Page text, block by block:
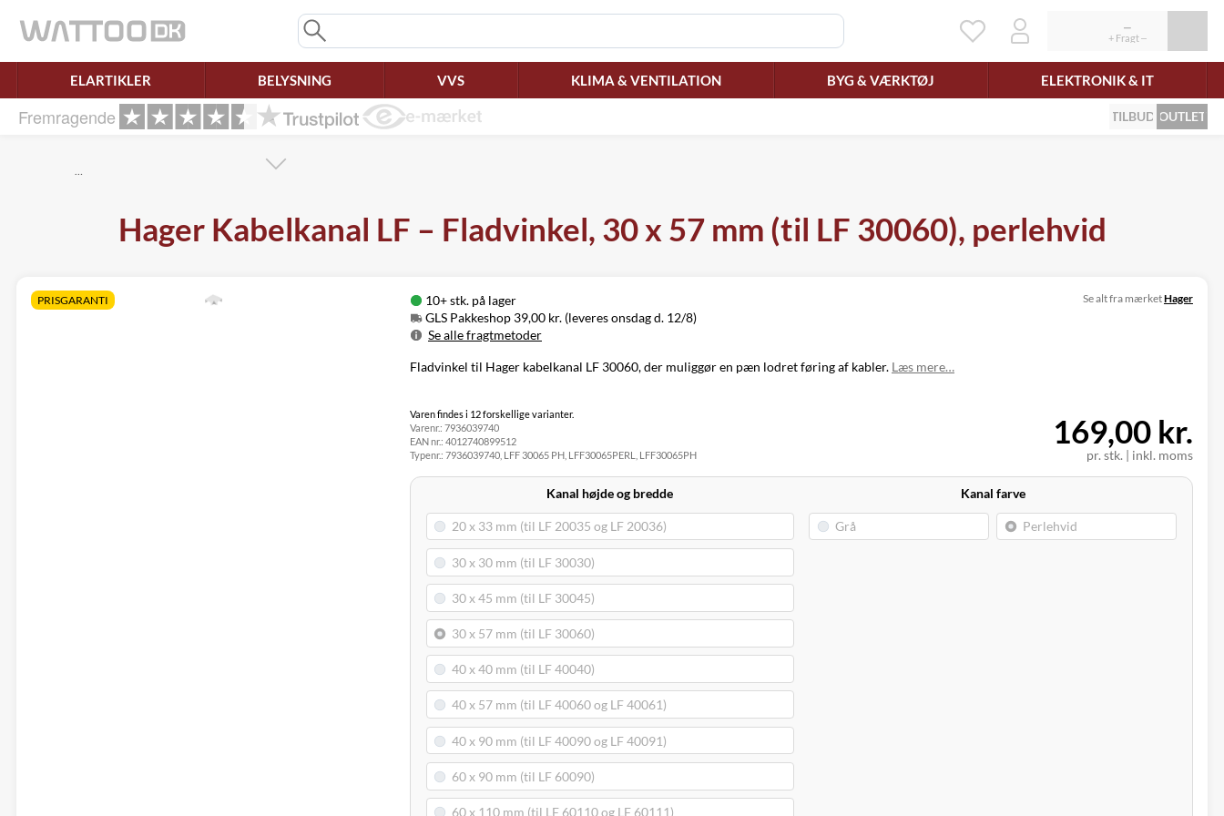
ELARTIKLER BELYSNING VVS KLIMA & VENTILATION BYG & VÆRKTØJ ELEKTRONIK & IT
Fremragende TILBUD OUTLET
…
Hager Kabelkanal LF – Fladvinkel, 30 x 57 mm (til LF 30060), perlehvid
PRISGARANTI
10+ stk. på lager
GLS Pakkeshop 39,00 kr. (leveres onsdag d. 12/8)
Se alle fragtmetoder
Metode
Pris
Leveres
Hjemmelevering
49,00 kr.
GLS Erhverv
Direkte levering
149,00 kr.
Tirsdag d. 11/8
Se alt fra mærketHager
Fladvinkel til Hager kabelkanal LF 30060, der muliggør en pæn lodret føring af kabler. Læs mere…
Varen findes i 12 forskellige varianter.
Varenr.: 7936039740
EAN nr.: 4012740899512
Typenr.: 7936039740, LFF 30065 PH, LFF30065PERL, LFF30065PH pr. stk. | inkl. moms
169,00 kr.
Kanal højde og bredde Kanal farve
Ret samtykke!